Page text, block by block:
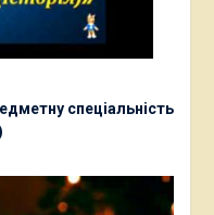
спеціальність